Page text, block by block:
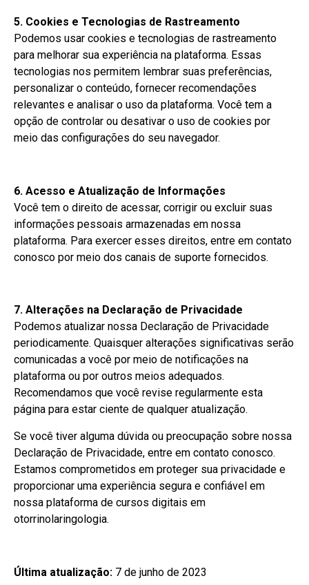
5. Cookies e Tecnologias de Rastreamento
Podemos usar cookies e tecnologias de rastreamento
para melhorar sua experiência na plataforma. Essas
tecnologias nos permitem lembrar suas preferências,
personalizar o conteúdo, fornecer recomendações
relevantes e analisar o uso da plataforma. Você tem a
opção de controlar ou desativar o uso de cookies por
meio das configurações do seu navegador.
6. Acesso e Atualização de Informações
Você tem o direito de acessar, corrigir ou excluir suas
informações pessoais armazenadas em nossa
plataforma. Para exercer esses direitos, entre em contato
conosco por meio dos canais de suporte fornecidos.
7. Alterações na Declaração de Privacidade
Podemos atualizar nossa Declaração de Privacidade
periodicamente. Quaisquer alterações significativas serão
comunicadas a você por meio de notificações na
plataforma ou por outros meios adequados.
Recomendamos que você revise regularmente esta
página para estar ciente de qualquer atualização.
Se você tiver alguma dúvida ou preocupação sobre nossa
Declaração de Privacidade, entre em contato conosco.
Estamos comprometidos em proteger sua privacidade e
proporcionar uma experiência segura e confiável em
nossa plataforma de cursos digitais em
otorrinolaringologia.
Última atualização: 7 de junho de 2023